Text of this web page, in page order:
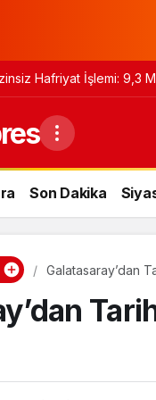
Hafriyat İşlemi: 9,3
Son Dakika
Galatasaray’dan